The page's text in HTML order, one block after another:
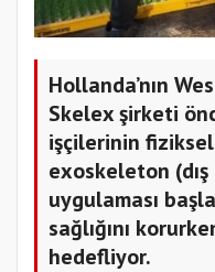
Hollanda’nın
Skelex şirketi
işçilerinin
exoskeleton
uygulaması
sağlığını
hedefliyor.